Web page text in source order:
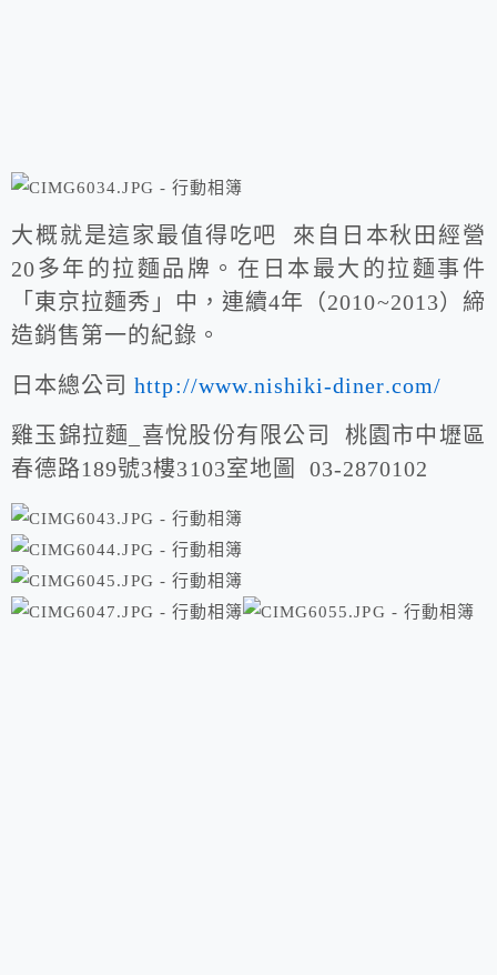
大概就是這家最值得吃吧 來自日本秋田經營
20多年的拉麵品牌。在日本最大的拉麵事件
「東京拉麵秀」中，連續4年（2010~2013）締
造銷售第一的紀錄。
日本總公司http://www.nishiki-diner.com/
雞玉錦拉麵_喜悅股份有限公司 桃園市中壢區
春德路189號3樓3103室地圖 03-2870102